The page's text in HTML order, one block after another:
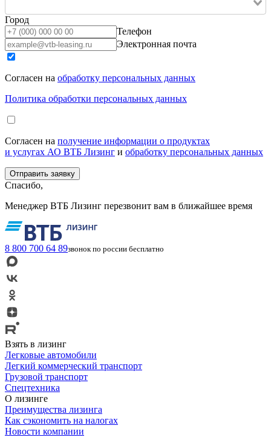
Город
Телефон
Электронная почта
Согласен на обработку персональных данных
Политика обработки персональных данных
Согласен на получение информации о продуктах
и услугах АО ВТБ Лизинг и обработку персональных данных
Спасибо,
Менеджер ВТБ Лизинг перезвонит вам в ближайшее время
8 800 700 64 89звонок по россии бесплатно
Взять в лизинг
Легковые автомобили
Легкий коммерческий транспорт
Грузовой транспорт
Спецтехника
О лизинге
Преимущества лизинга
Как сэкономить на налогах
Новости компании